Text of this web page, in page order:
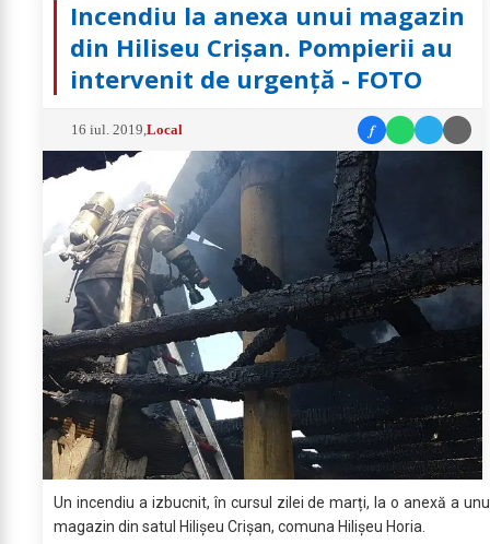
Incendiu la anexa unui magazin
din Hiliseu Crișan. Pompierii au
intervenit de urgență - FOTO
16 iul. 2019 ,Local f
Un incendiu a izbucnit, în cursul zilei de marți, la o anexă a
magazin din satul Hilișeu Crișan, comuna Hilișeu Horia.